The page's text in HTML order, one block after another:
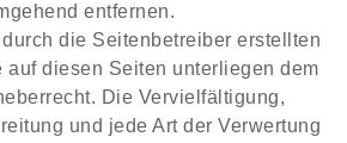
entfernen.
durch die Seitenbetreiber erstellten
auf diesen Seiten unterliegen dem
Die Vervielfältigung,
und jede Art der Verwertung